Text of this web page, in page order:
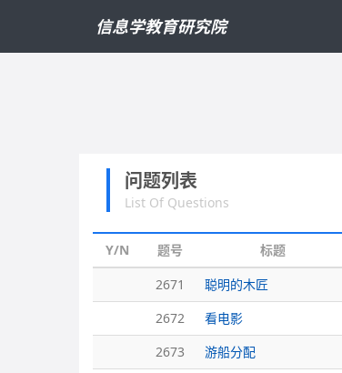
信息学教育研究院
问题列表
List Of Questions
Y/N 题号 标题
2671
聪明的木匠
2672 看电影
2673 游船分配